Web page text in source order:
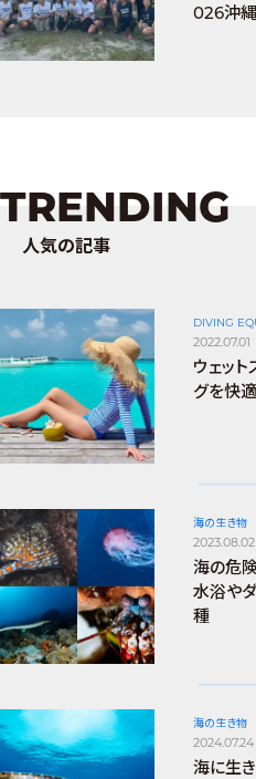
026沖縄
TRENDING
人気の記事
DIVING
2022.07.01
ウェッ
グを快
海の生き物
2023.08.02
海の危
水浴や
種
海の生き物
2024.07.24
海に生